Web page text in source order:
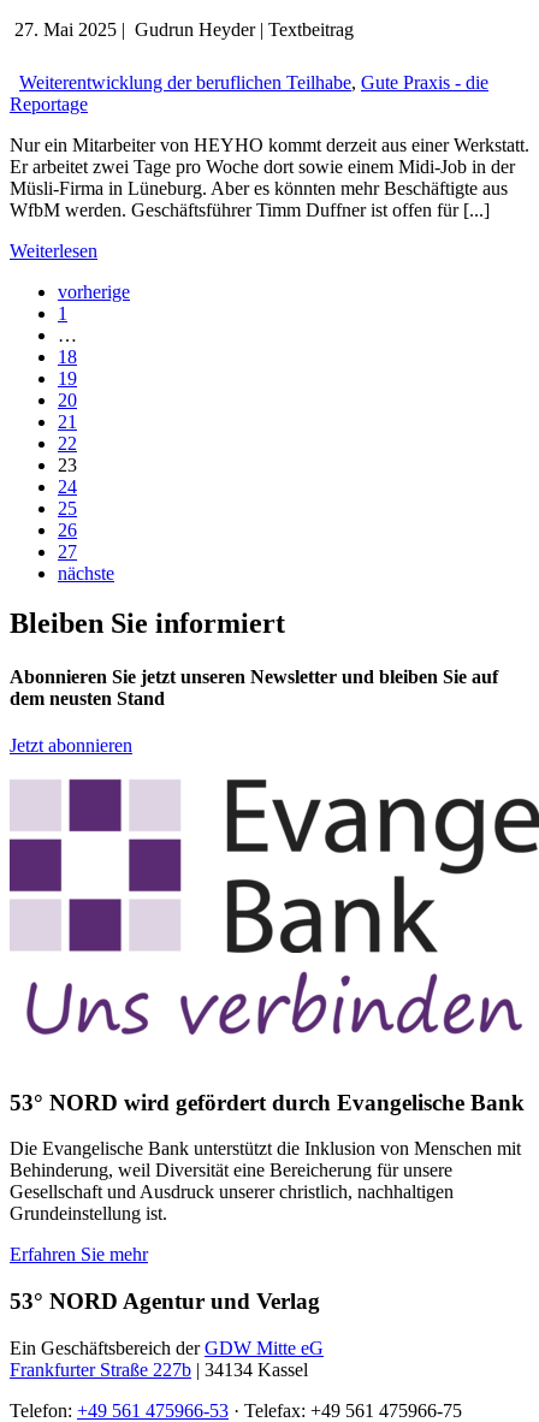
27. Mai 2025 | Gudrun Heyder| Textbeitrag
Weiterentwicklung der beruflichen Teilhabe, Gute Praxis - die
Reportage
Nur ein Mitarbeiter von HEYHO kommt derzeit aus einer Werkstatt.
Er arbeitet zwei Tage pro Woche dort sowie einem Midi-Job in der
Müsli-Firma in Lüneburg. Aber es könnten mehr Beschäftigte aus
WfbM werden. Geschäftsführer Timm Duffner ist offen für [...]
Weiterlesen
vorherige
1
…
18
19
20
21
22
23
24
25
26
27
nächste
Bleiben Sie informiert
Abonnieren Sie jetzt unseren Newsletter und bleiben Sie auf
dem neusten Stand
Jetzt abonnieren
53° NORD wird gefördert durch Evangelische Bank
Die Evangelische Bank unterstützt die Inklusion von Menschen mit
Behinderung, weil Diversität eine Bereicherung für unsere
Gesellschaft und Ausdruck unserer christlich, nachhaltigen
Grundeinstellung ist.
Erfahren Sie mehr
53° NORD Agentur und Verlag
Ein Geschäftsbereich derGDW Mitte eG
Frankfurter Straße 227b | 34134 Kassel
Telefon: +49 561 475966-53 · Telefax: +49 561 475966-75